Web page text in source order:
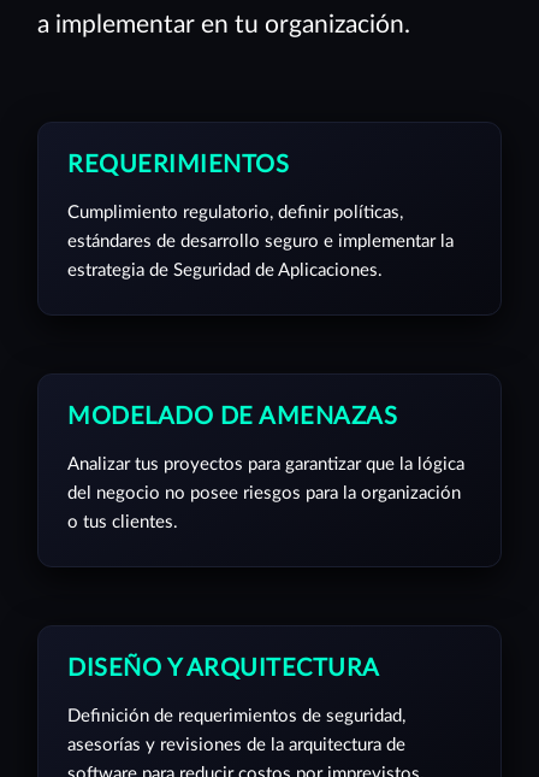
a implementar en tu organización.
REQUERIMIENTOS
Cumplimiento regulatorio, definir políticas,
estándares de desarrollo seguro e implementar la
estrategia de Seguridad de Aplicaciones.
MODELADO DE AMENAZAS
Analizar tus proyectos para garantizar que la lógica
del negocio no posee riesgos para la organización
o tus clientes.
DISEÑO Y ARQUITECTURA
Definición de requerimientos de seguridad,
asesorías y revisiones de la arquitectura de